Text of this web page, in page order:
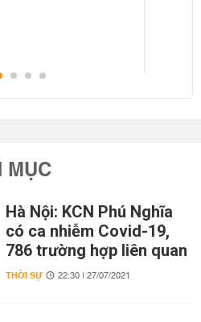
MỤC
Hà Nội: KCN Phú Nghĩa
có ca nhiễm Covid-19,
786 trường hợp liên quan
THỜI SỰ 22:30 | 27/07/2021